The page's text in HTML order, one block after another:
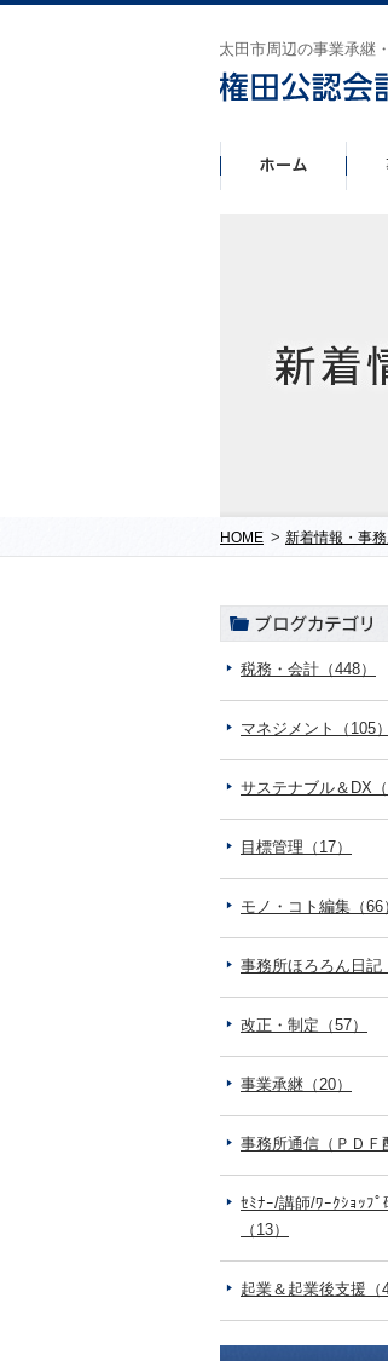
太田市周辺の事業承継
HOME > 新着情報・事
税務・会計（448）
マネジメント（105）
サステナブル＆DX（
目標管理（17）
モノ・コト編集（66
事務所ほろろん日記
改正・制定（57）
事業承継（20）
事務所通信（ＰＤＦ
ｾﾐﾅｰ/講師/ﾜｰｸｼｮｯﾌ
（13）
起業＆起業後支援（